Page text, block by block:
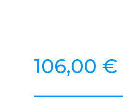
106,00 €